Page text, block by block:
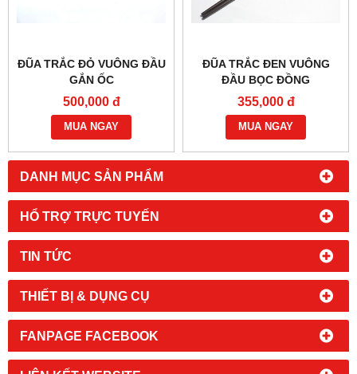
DANH MỤC SẢN PHẨM
HỔ TRỢ TRỰC TUYẾN
TIN TỨC
THIẾT BỊ & DỤNG CỤ
FANPAGE FACEBOOK
ĐŨA TRẮC ĐỎ VUÔNG ĐẦU
GẮN ỐC
500,000 đ
MUA NGAY
ĐŨA TRẮC ĐEN VUÔNG
ĐẦU BỌC ĐỒNG
355,000 đ
MUA NGAY